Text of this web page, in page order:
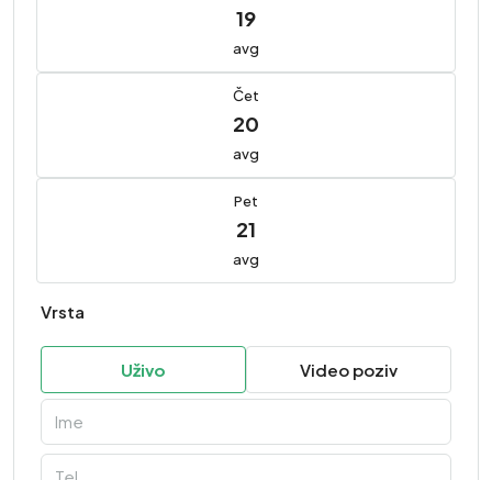
19
avg
Čet
20
avg
Pet
21
avg
Vrsta
Uživo Video poziv